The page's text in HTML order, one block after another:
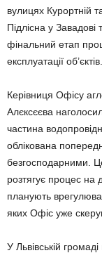
вулицях Курортній
Підлісна у
фінальний етап
експлуатації об’єктів.
Керівниця Офісу
Алєксєєва
частина
облікована
безгосподарними.
розтягує процес на
планують
яких Офіс уже
У Львівській